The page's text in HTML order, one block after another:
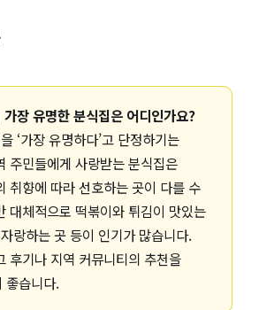
장 유명한 분식집은 어디인가요?
‘가장 유명하다’고 단정하기는
주민들에게 사랑받는 분식집은
취향에 따라 선호하는 곳이 다를 수
대체적으로 떡볶이와 튀김이 맛있는
랑하는 곳 등이 인기가 많습니다.
후기나 지역 커뮤니티의 추천을
좋습니다.